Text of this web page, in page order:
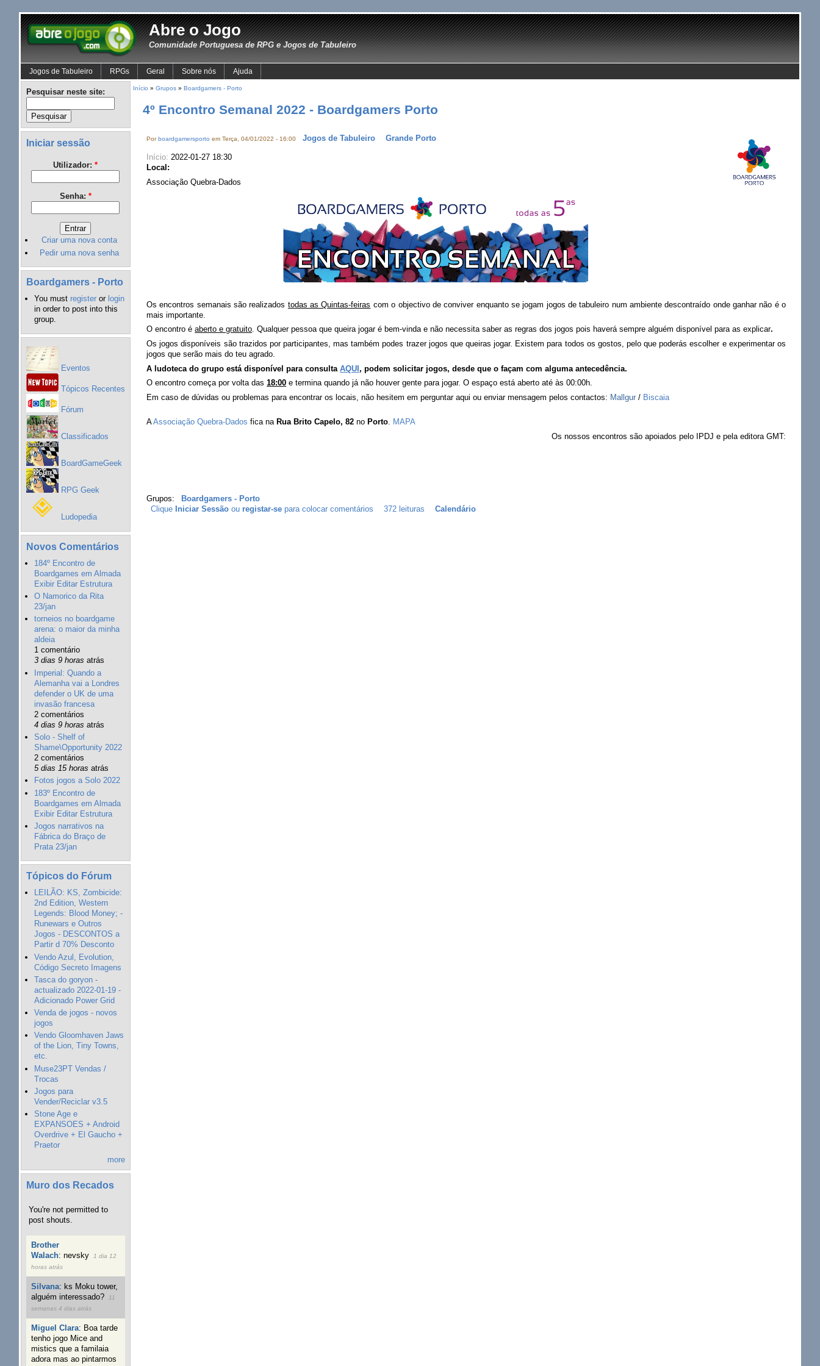
Abre o Jogo
Comunidade Portuguesa de RPG e Jogos de Tabuleiro
Jogos de Tabuleiro RPGs Geral Sobre nós Ajuda
Pesquisar neste site:
Iniciar sessão
Utilizador:*
Senha: *
Criar uma nova conta
Pedir uma nova senha
Boardgamers - Porto
You must registeror login
in order to post into this
group.
Eventos
Tópicos Recentes
Fórum
Classificados
BoardGameGeek
RPG Geek
Ludopedia
Novos Comentários
184º Encontro de
Boardgames em Almada
Exibir Editar Estrutura
O Namorico da Rita
23/jan
torneios no boardgame
arena: o maior da minha
aldeia
1 comentário
3 dias 9 horas atrás
Imperial: Quando a
Alemanha vai a Londres
defender o UK de uma
invasão francesa
2 comentários
4 dias 9 horas atrás
Solo - Shelf of
Shame\Opportunity 2022
2 comentários
5 dias 15 horas atrás
Fotos jogos a Solo 2022
183º Encontro de
Boardgames em Almada
Exibir Editar Estrutura
Jogos narrativos na
Fábrica do Braço de
Prata 23/jan
Tópicos do Fórum
LEILÃO: KS, Zombicide:
2nd Edition, Western
Legends: Blood Money; -
Runewars e Outros
Jogos - DESCONTOS a
Partir d 70% Desconto
Vendo Azul, Evolution,
Código Secreto Imagens
Tasca do goryon -
actualizado 2022-01-19 -
Adicionado Power Grid
Venda de jogos - novos
jogos
Vendo Gloomhaven Jaws
of the Lion, Tiny Towns,
etc.
Muse23PT Vendas /
Trocas
Jogos para
Vender/Reciclar v3.5
Stone Age e
EXPANSOES + Android
Overdrive + El Gaucho +
Praetor
more
Muro dos Recados
You're not permitted to
post shouts.
Brother
Walach: nevsky
1 dia 12
horas atrás
Silvana: ks Moku tower,
alguém interessado?
11
semanas 4 dias atrás
Miguel Clara: Boa tarde
tenho jogo Mice and
mistics que a familaia
adora mas ao pintarmos
Início » Grupos» Boardgamers - Porto
4º Encontro Semanal 2022 - Boardgamers Porto
Porboardgamersporto em Terça, 04/01/2022 - 16:00 Jogos de Tabuleiro Grande Porto
Início:2022-01-27 18:30
Local:
Associação Quebra-Dados
Os encontros semanais são realizados todas as Quintas-feiras com o objectivo de conviver enquanto se jogam jogos de tabuleiro num ambiente descontraído onde ganhar não é o
mais importante.
O encontro éaberto e gratuito. Qualquer pessoa que queira jogar é bem-vinda e não necessita saber as regras dos jogos pois haverá sempre alguém disponível para as explicar.
Os jogos disponíveis são trazidos por participantes, mas também podes trazer jogos que queiras jogar. Existem para todos os gostos, pelo que poderás escolher e experimentar os
jogos que serão mais do teu agrado.
A ludoteca do grupo está disponível para consultaAQUI, podem solicitar jogos, desde que o façam com alguma antecedência.
O encontro começa por volta das18:00 e termina quando já não houver gente para jogar. O espaço está aberto até às 00:00h.
Em caso de dúvidas ou problemas para encontrar os locais, não hesitem em perguntar aqui ou enviar mensagem pelos contactos: Mallgur / Biscaia
AAssociação Quebra-Dados fica na Rua Brito Capelo, 82 no Porto. MAPA
Os nossos encontros são apoiados pelo IPDJ e pela editora GMT:
Grupos:
Boardgamers - Porto
Clique Iniciar Sessãoou registar-separa colocar comentários 372 leituras Calendário